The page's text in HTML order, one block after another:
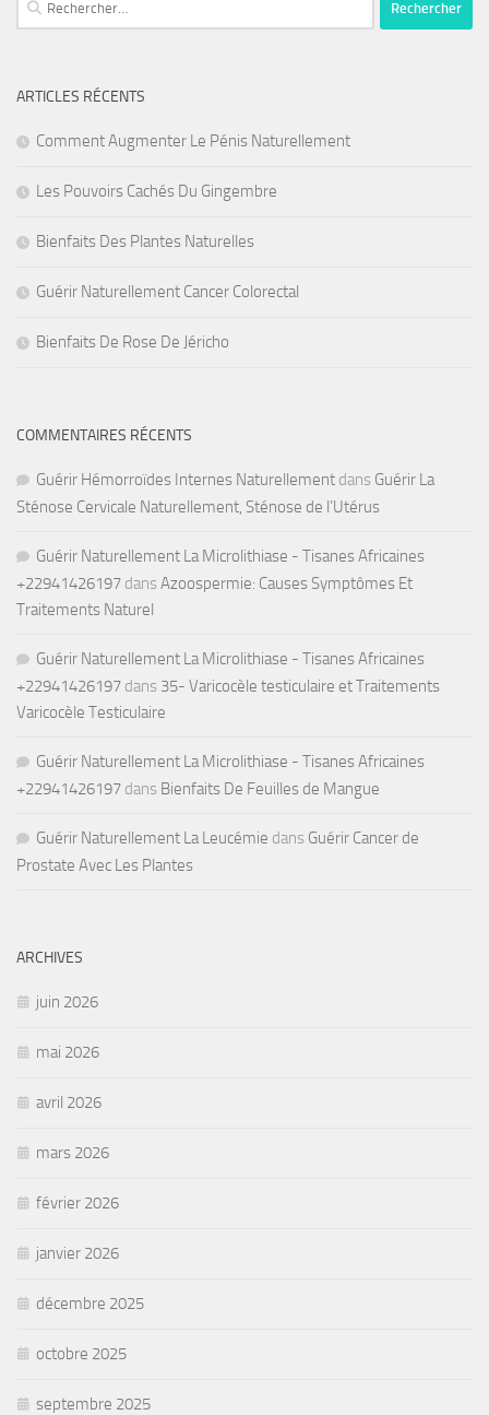
ARTICLES RÉCENTS
Comment Augmenter Le Pénis Naturellement
Les Pouvoirs Cachés Du Gingembre
Bienfaits Des Plantes Naturelles
Guérir Naturellement Cancer Colorectal
Bienfaits De Rose De Jéricho
COMMENTAIRES RÉCENTS
Guérir Hémorroïdes Internes Naturellement dans Guérir La
Sténose Cervicale Naturellement, Sténose de l’Utérus
Guérir Naturellement La Microlithiase - Tisanes Africaines
+22941426197 dans Azoospermie: Causes Symptômes Et
Traitements Naturel
Guérir Naturellement La Microlithiase - Tisanes Africaines
+22941426197 dans 35- Varicocèle testiculaire et Traitements
Varicocèle Testiculaire
Guérir Naturellement La Microlithiase - Tisanes Africaines
+22941426197 dans Bienfaits De Feuilles de Mangue
Guérir Naturellement La Leucémie dans Guérir Cancer de
Prostate Avec Les Plantes
ARCHIVES
juin 2026
mai 2026
avril 2026
mars 2026
février 2026
janvier 2026
décembre 2025
octobre 2025
septembre 2025